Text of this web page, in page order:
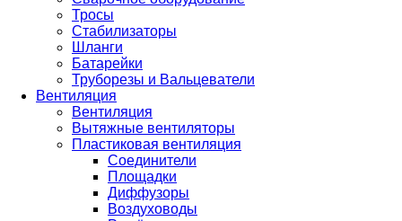
Тросы
Стабилизаторы
Шланги
Батарейки
Труборезы и Вальцеватели
Вентиляция
Вентиляция
Вытяжные вентиляторы
Пластиковая вентиляция
Соединители
Площадки
Диффузоры
Воздуховоды